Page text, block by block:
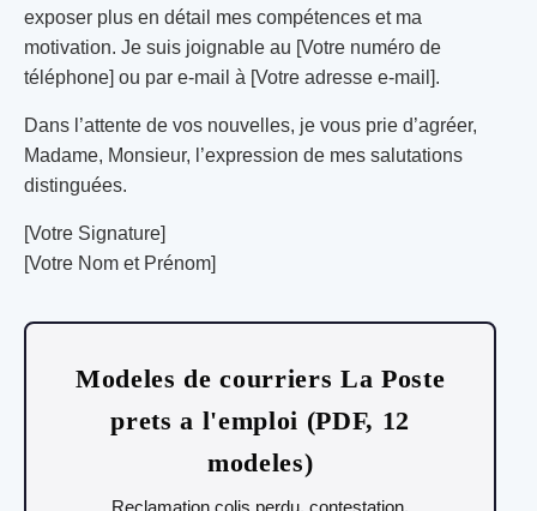
exposer plus en détail mes compétences et ma
motivation. Je suis joignable au [Votre numéro de
téléphone] ou par e-mail à [Votre adresse e-mail].
Dans l’attente de vos nouvelles, je vous prie d’agréer,
Madame, Monsieur, l’expression de mes salutations
distinguées.
[Votre Signature]
[Votre Nom et Prénom]
Modeles de courriers La Poste
prets a l'emploi (PDF, 12
modeles)
Reclamation colis perdu, contestation,